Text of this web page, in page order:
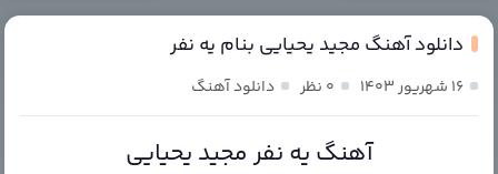
دانلود آهنگ مجید یحیایی بنام یه نفر
۱۶ شهریور ۱۴۰۳ ۰ نظر دانلود آهنگ
آهنگ یه نفر مجید یحیایی